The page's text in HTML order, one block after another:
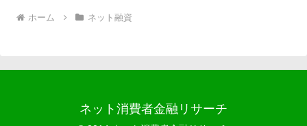
ホーム ネット融資
ネット消費者金融リサーチ